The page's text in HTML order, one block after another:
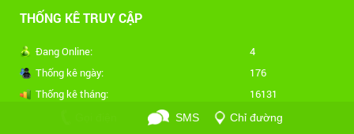
THỐNG KÊ TRUY CẬP
Đang Online:
4
Thống kê ngày:
176
Thống kê tháng:
16131
540175
SMS Chỉ đường